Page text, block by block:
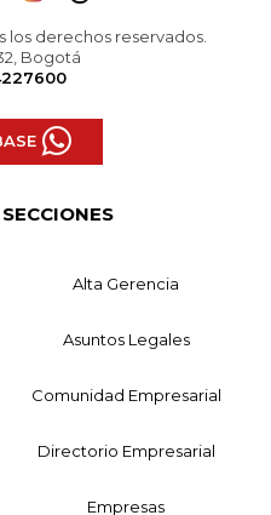
los derechos reservados.
Bogotá
Alta Gerencia
Asuntos Legales
Comunidad Empresarial
Directorio Empresarial
Empresas